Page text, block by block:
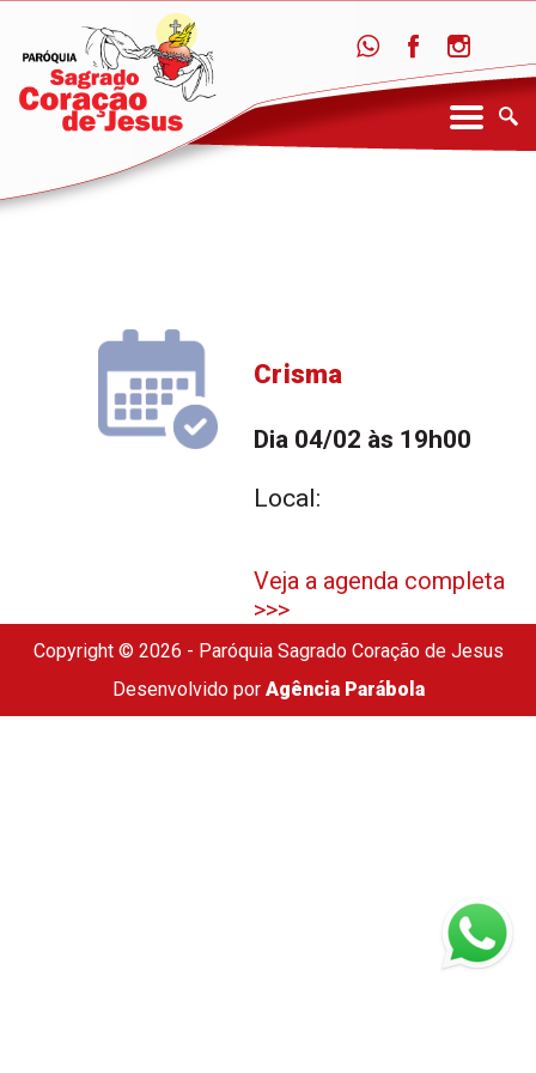
Crisma
Dia 04/02 às 19h00
Local:
Veja a agenda completa
>>>
Copyright © 2026 - Paróquia Sagrado Coração de Jesus
Desenvolvido por Agência Parábola